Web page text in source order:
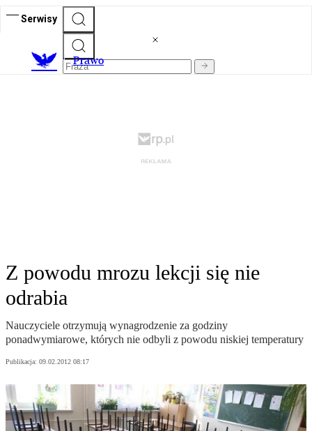
Serwisy
Prawo
Z powodu mrozu lekcji się nie
odrabia
Nauczyciele otrzymują wynagrodzenie za godziny
ponadwymiarowe, których nie odbyli z powodu niskiej temperatury
Publikacja: 09.02.2012 08:17